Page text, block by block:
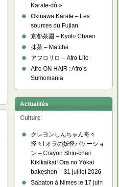
Karate-dô »
Okinawa Karate – Les
sources du Fujian
京都茶園 – Kyōto Chaen
抹茶 – Matcha
アフロリロ – Afro Lilo
Afro ON HAIR : Afro’s
Sumomania
Actualités
Culture:
クレヨンしんちゃん奇々
怪々! オラの妖怪バケーショ
ン – Crayon Shin-chan
Kikikaikai! Ora no Yōkai
bakeshon – 31 juillet 2026
Sabaton à Nimes le 17 juin